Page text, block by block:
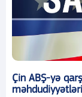
Çin ABŞ-yə